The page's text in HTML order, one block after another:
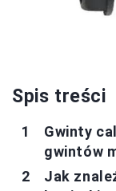
Spis treści
Gwinty
gwintów
Jak